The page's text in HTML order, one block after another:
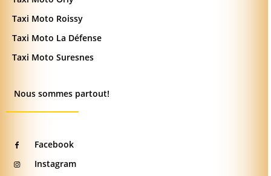
Taxi Moto Roissy
Taxi Moto La Défense
Taxi Moto Suresnes
Nous sommes partout!
Facebook
Instagram